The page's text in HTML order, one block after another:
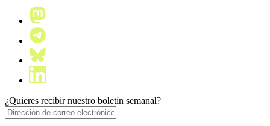
¿Quieres recibir nuestro boletín semanal?